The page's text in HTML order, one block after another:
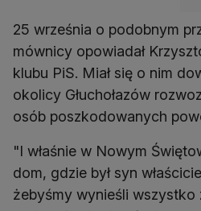
25 września o podobnym
mównicy opowiadał
klubu PiS. Miał się o nim
okolicy Głuchołazów
osób poszkodowanych
"I właśnie w Nowym
dom, gdzie był syn
żebyśmy wynieśli wszystko